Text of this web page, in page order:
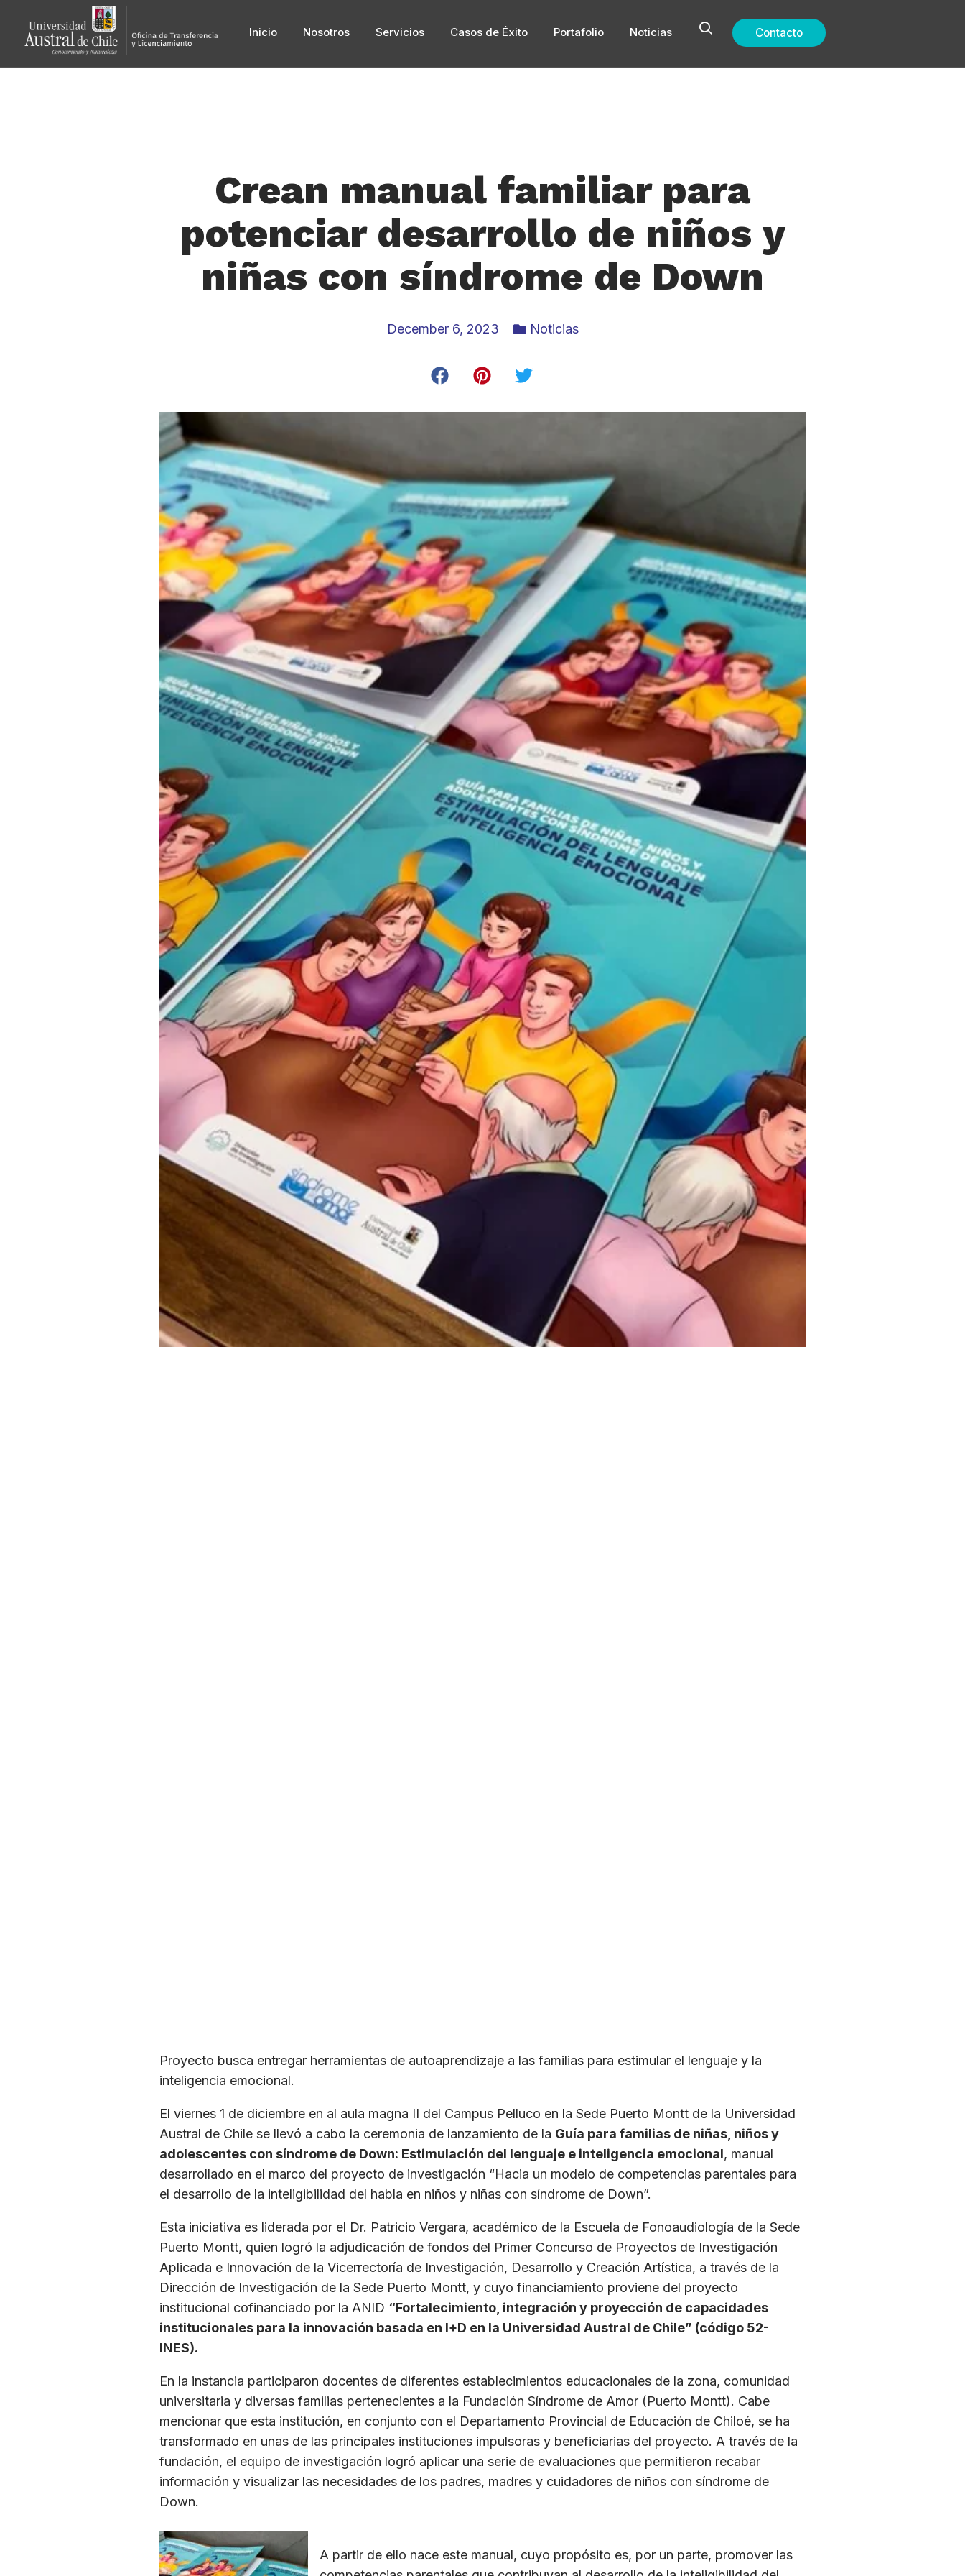
Inicio Nosotros Servicios Casos de Éxito Portafolio Noticias Contacto
Crean manual familiar para
potenciar desarrollo de niños y
niñas con síndrome de Down
December 6, 2023 Noticias
Proyecto busca entregar herramientas de autoaprendizaje a las familias para estimular el lenguaje y la
inteligencia emocional.
El viernes 1 de diciembre en al aula magna II del Campus Pelluco en la Sede Puerto Montt de la Universidad
Austral de Chile se llevó a cabo la ceremonia de lanzamiento de la Guía para familias de niñas, niños y
adolescentes con síndrome de Down: Estimulación del lenguaje e inteligencia emocional, manual
desarrollado en el marco del proyecto de investigación “Hacia un modelo de competencias parentales para
el desarrollo de la inteligibilidad del habla en niños y niñas con síndrome de Down”.
Esta iniciativa es liderada por el Dr. Patricio Vergara, académico de la Escuela de Fonoaudiología de la Sede
Puerto Montt, quien logró la adjudicación de fondos del Primer Concurso de Proyectos de Investigación
Aplicada e Innovación de la Vicerrectoría de Investigación, Desarrollo y Creación Artística, a través de la
Dirección de Investigación de la Sede Puerto Montt, y cuyo financiamiento proviene del proyecto
institucional cofinanciado por la ANID “Fortalecimiento, integración y proyección de capacidades
institucionales para la innovación basada en I+D en la Universidad Austral de Chile” (código 52-
INES).
En la instancia participaron docentes de diferentes establecimientos educacionales de la zona, comunidad
universitaria y diversas familias pertenecientes a la Fundación Síndrome de Amor (Puerto Montt). Cabe
mencionar que esta institución, en conjunto con el Departamento Provincial de Educación de Chiloé, se ha
transformado en unas de las principales instituciones impulsoras y beneficiarias del proyecto. A través de la
fundación, el equipo de investigación logró aplicar una serie de evaluaciones que permitieron recabar
información y visualizar las necesidades de los padres, madres y cuidadores de niños con síndrome de
Down.
A partir de ello nace este manual, cuyo propósito es, por un parte, promover las